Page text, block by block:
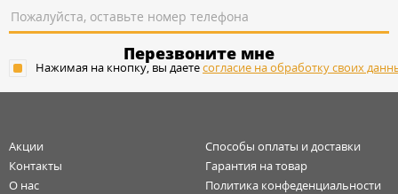
Перезвоните мне
Нажимая на кнопку, вы даетесогласие на обработку своих
Акции
Контакты
О нас
Способы оплаты и доставки
Гарантия на товар
Политика конфеденциальности